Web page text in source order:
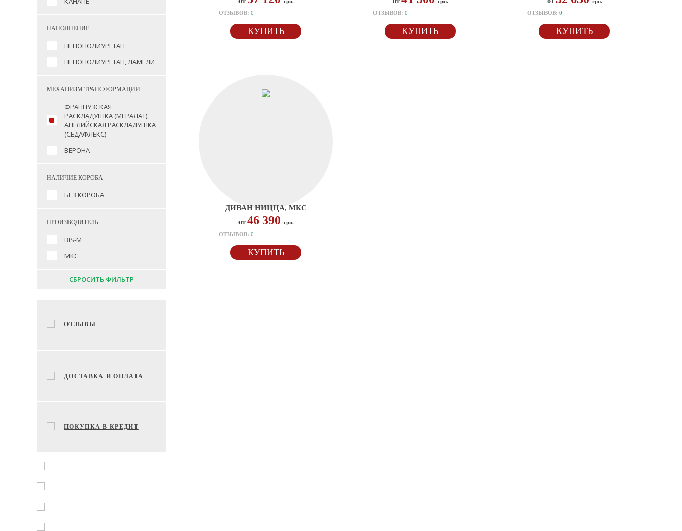
НАПОЛНЕНИЕ
ПЕНОПОЛИУРЕТАН
ПЕНОПОЛИУРЕТАН, ЛАМЕЛИ
МЕХАНИЗМ ТРАНСФОРМАЦИИ
ФРАНЦУЗСКАЯ
РАСКЛАДУШКА (МЕРАЛАТ),
АНГЛИЙСКАЯ РАСКЛАДУШКА
(СЕДАФЛЕКС)
ВЕРОНА
НАЛИЧИЕ КОРОБА
БЕЗ КОРОБА
ПРОИЗВОДИТЕЛЬ
BIS-M
МКС
СБРОСИТЬ ФИЛЬТР
ОТЗЫВЫ
ДОСТАВКА И ОПЛАТА
ПОКУПКА В КРЕДИТ
ОТЗЫВОВ: 0
КУПИТЬ
ОТЗЫВОВ: 0
КУПИТЬ
ОТЗЫВОВ: 0
КУПИТЬ
ДИВАН НИЦЦА, МКС
от 46 390 грн.
ОТЗЫВОВ: 0
КУПИТЬ